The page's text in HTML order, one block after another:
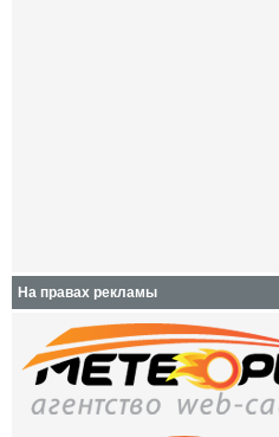
На правах рекламы